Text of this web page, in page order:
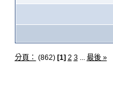
分頁： (862) [1] 2 3... 最後 »